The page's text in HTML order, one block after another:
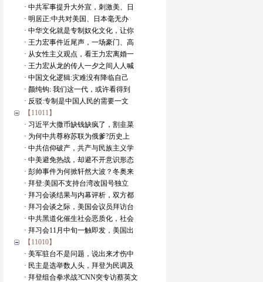
· 中共军事提升大外宣，刺激美、日
· 明居正:中共对美国、日本毫无办
· 中华文化就是专制奴化文化，让你
· 王力宏事件近尾声，一场豪门、高
· 从女性主义观点，看王力宏离婚一
· 王力宏从龙的传人一夕之间人人喊
· 中国文化逻辑:灾难没有降临自己
· 颜纯钩: 我们这一代，或许看得到
· 反驳:专制是中国人民的需要一文
【11011】
· 习近平大撒币缺钱缺疯了，割韭菜
· 为何中共尊称苏联为俄爹?历史上
· 中共信仰破产，共产与民族主义学
· 中美避免热战，却避不开意识形态
· 彭帅事件为何掀轩然大波？冬奥来
· 拜登:美国不支持台湾改国号独立
· 拜习会谈结果与内幕评析，双方都
· 拜习会谈之际，美国会议员拜访台
· 中共黑道化催生社会恶质化，社会
· 拜习会11月中旬一触即发，美国出
【11010】
· 美军驻台不是问题，说出来才伤中
· 民主是选举数人头，拜登为民调及
· 拜登组合拳求战?CNN突专访蔡英文